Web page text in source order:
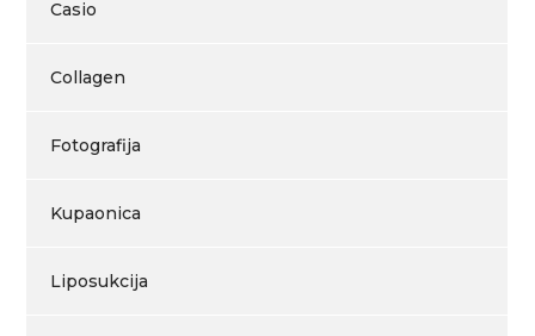
Casio
Collagen
Fotografija
Kupaonica
Liposukcija